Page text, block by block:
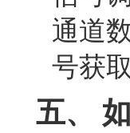
通道
号获
五、